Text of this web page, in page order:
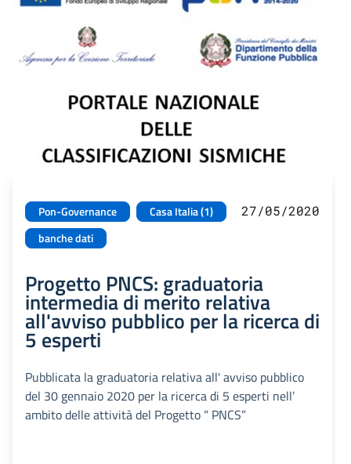
Pon-Governance
Casa Italia (1)
banche dati
27/05/2020
Progetto PNCS: graduatoria
intermedia di merito relativa
all'avviso pubblico per la ricerca di
5 esperti
Pubblicata la graduatoria relativa all' avviso pubblico
del 30 gennaio 2020 per la ricerca di 5 esperti nell’
ambito delle attività del Progetto “ PNCS”